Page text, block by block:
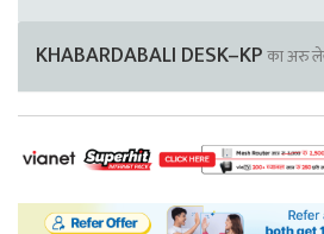
KHABARDABALI DESK–KPका अरु